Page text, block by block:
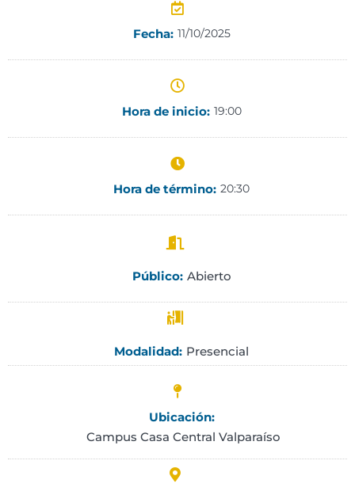
Fecha: 11/10/2025
Hora de inicio: 19:00
Hora de término: 20:30
Público: Abierto
Modalidad: Presencial
Ubicación:
Campus Casa Central Valparaíso